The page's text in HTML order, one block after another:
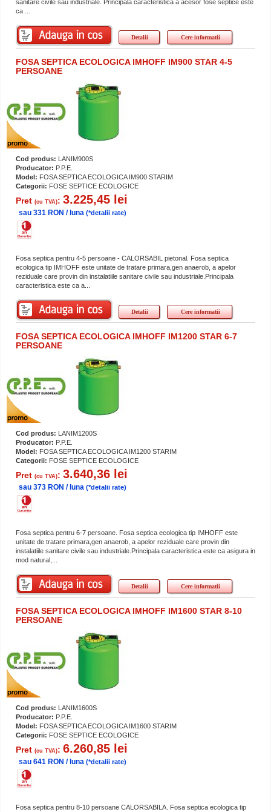
sanitare civile sau industriale. Principala caracteristica a acesor fose septice este
ca ...
Detalii Cere informatii
FOSA SEPTICA ECOLOGICA IMHOFF IM900 STAR 4-5
PERSOANE
Cod produs: LANIM900S
Producator: P.P.E.
Model: FOSA SEPTICA ECOLOGICA IM900 STARIM
Categorii: FOSE SEPTICE ECOLOGICE
Pret (cu TVA): 3.225,45 lei
sau 331 RON / luna (*detalii rate)
Fosa septica pentru 4-5 persoane - CALORSABIL pietonal. Fosa septica
ecologica tip IMHOFF este unitate de tratare primara,gen anaerob, a apelor
reziduale care provin din instalatiile sanitare civile sau industriale.Principala
caracteristica este ca a...
Detalii Cere informatii
FOSA SEPTICA ECOLOGICA IMHOFF IM1200 STAR 6-7
PERSOANE
Cod produs: LANIM1200S
Producator: P.P.E.
Model: FOSA SEPTICA ECOLOGICA IM1200 STARIM
Categorii: FOSE SEPTICE ECOLOGICE
Pret (cu TVA): 3.640,36 lei
sau 373 RON / luna (*detalii rate)
Fosa septica pentru 6-7 persoane. Fosa septica ecologica tip IMHOFF este
unitate de tratare primara,gen anaerob, a apelor reziduale care provin din
instalatiile sanitare civile sau industriale.Principala caracteristica este ca asigura in
mod natural,...
Detalii Cere informatii
FOSA SEPTICA ECOLOGICA IMHOFF IM1600 STAR 8-10
PERSOANE
Cod produs: LANIM1600S
Producator: P.P.E.
Model: FOSA SEPTICA ECOLOGICA IM1600 STARIM
Categorii: FOSE SEPTICE ECOLOGICE
Pret (cu TVA): 6.260,85 lei
sau 641 RON / luna (*detalii rate)
Fosa septica pentru 8-10 persoane CALORSABILA. Fosa septica ecologica tip